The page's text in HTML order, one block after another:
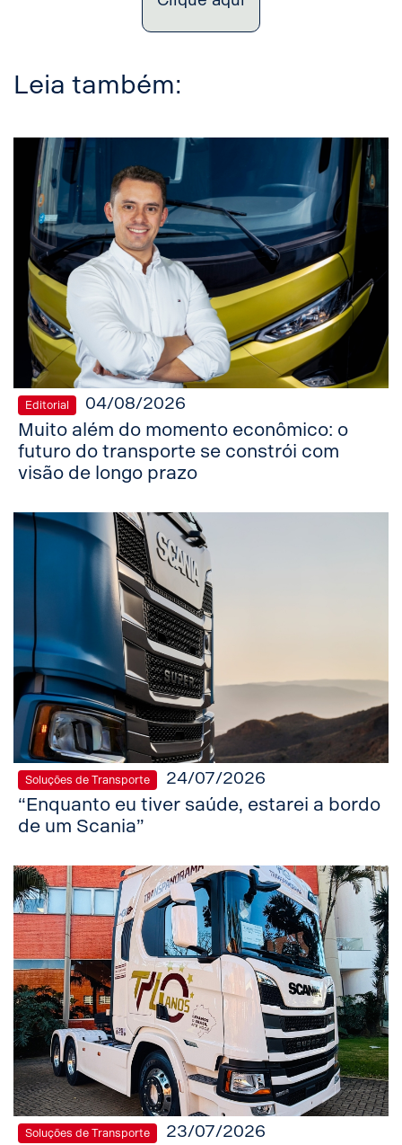
Leia também:
Editorial 04/08/2026
Muito além do momento econômico: o
futuro do transporte se constrói com
visão de longo prazo
Soluções de Transporte 24/07/2026
“Enquanto eu tiver saúde, estarei a bordo
de um Scania”
Soluções de Transporte 23/07/2026